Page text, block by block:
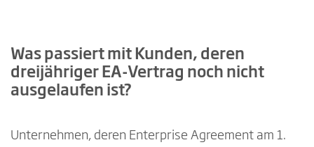
Was passiert mit Kunden, deren
dreijähriger EA-Vertrag noch nicht
ausgelaufen ist?
Unternehmen, deren Enterprise Agreement am 1.